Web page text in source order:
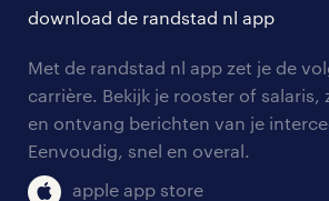
tarieven
personeel gezocht
aanmelden nieuwsbrief
solliciteren
blogs en artikelen
salarischecker
bruto-netto calculator
onze vestigingen
pers
klachten en misstanden
download de randstad nl app
Met de randstad nl app zet je de
carrière. Bekijk je rooster of salaris,
en ontvang berichten van je
Eenvoudig, snel en overal.
apple app store